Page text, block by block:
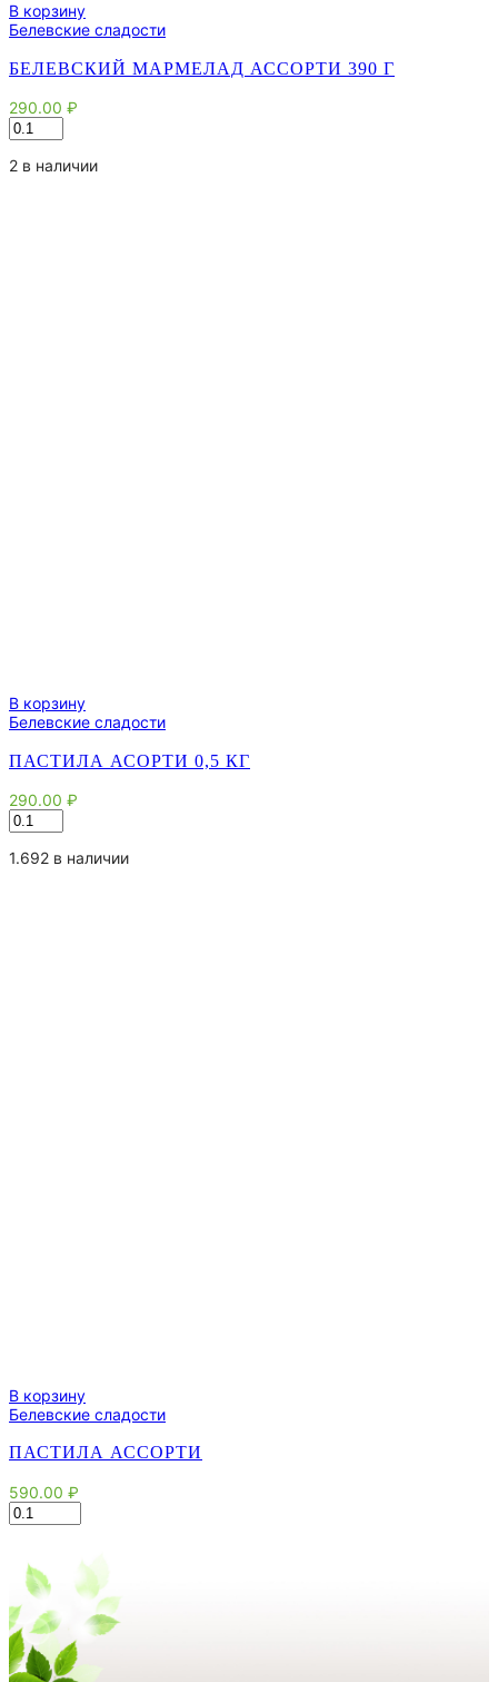
В корзину
Белевские сладости
БЕЛЕВСКИЙ МАРМЕЛАД АССОРТИ 390 Г
290.00 ₽
Количество
товара
Белевский
2 в наличии
В корзину
Белевские сладости
ПАСТИЛА АСОРТИ 0,5 КГ
290.00 ₽
Количество
товара
Пастила
1.692 в наличии
В корзину
Белевские сладости
ПАСТИЛА АССОРТИ
590.00 ₽
Количество
товара
ассорти